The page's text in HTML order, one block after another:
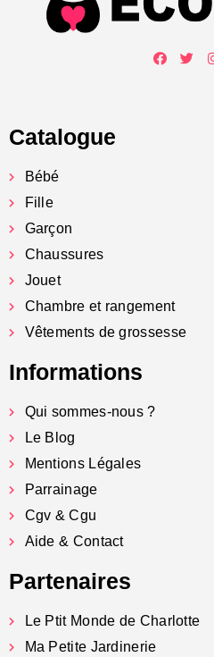
Catalogue
Bébé
Fille
Garçon
Chaussures
Jouet
Chambre et rangement
Vêtements de grossesse
Informations
Qui sommes-nous ?
Le Blog
Mentions Légales
Parrainage
Cgv & Cgu
Aide & Contact
Partenaires
Le Ptit Monde de Charlotte
Ma Petite Jardinerie